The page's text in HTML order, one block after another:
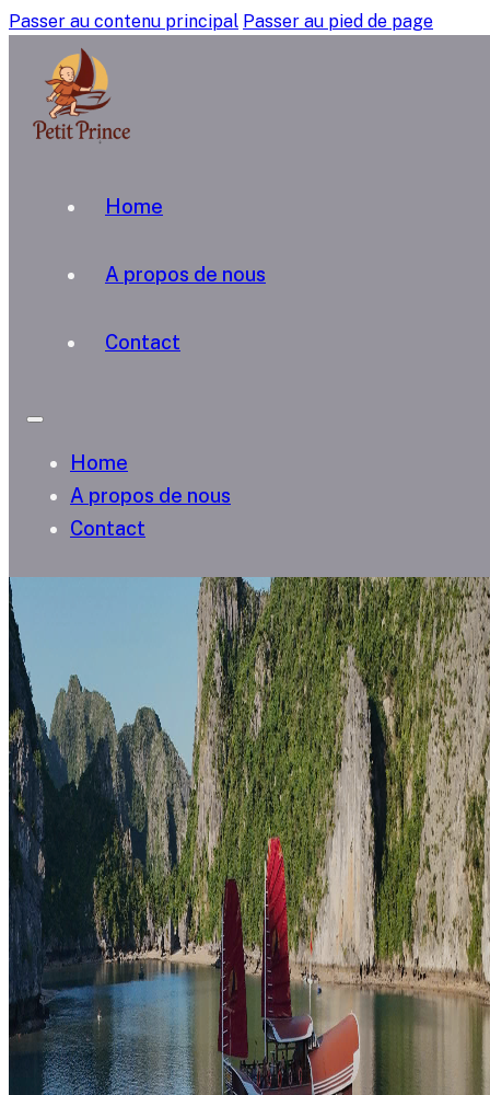
Passer au contenu principal Passer au pied de page
Home
A propos de nous
Contact
Home
A propos de nous
Contact